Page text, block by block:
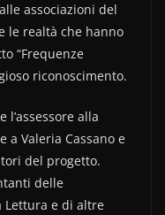
associazioni del
le realtà che hanno
“Frequenze
riconoscimento.
alla
a Valeria Cassano e
del progetto.
delle
Lettura e di altre